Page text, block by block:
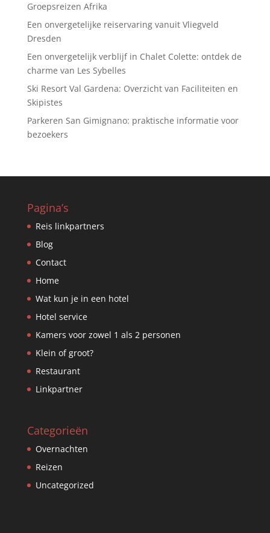
Groepsreizen Afrika
Een onvergetelijke reiservaring vanuit Vliegveld
Dresden
Een onvergetelijk verblijf in Chalet Colette: ontdek de
charme van Les Sybelles
Ski Resort Val Gardena: Overzicht van Faciliteiten en
Skipistes
Parkeren San Gimignano: praktische informatie voor
bezoekers
Pagina’s
Reis linkpartners
Blog
Contact
Home
Wat kun je in een hotel
Hotel service
Kamers voor zowel 1 als 2 personen
Klein of groot?
Restaurant
Linkpartner
Categorieën
Overnachten
Reizen
Uncategorized